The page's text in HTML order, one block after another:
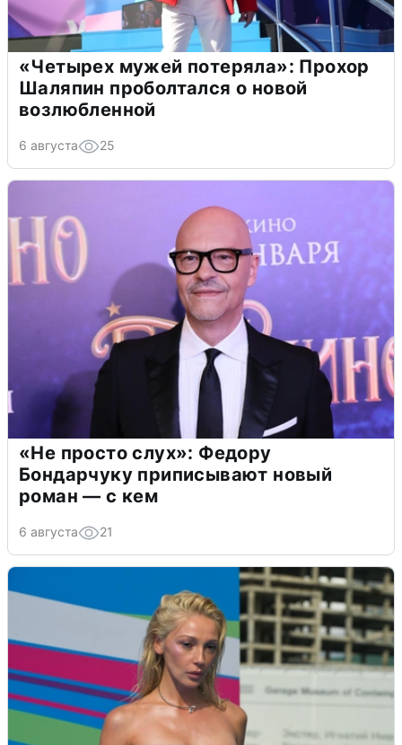
«Четырех мужей потеряла»: Прохор
Шаляпин проболтался о новой
возлюбленной
6 августа 25
«Не просто слух»: Федору
Бондарчуку приписывают новый
роман — с кем
6 августа 21